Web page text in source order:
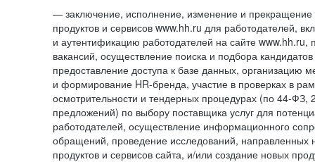
— заключение, исполнение, изменение и прекращение
продуктов и сервисов www.hh.ru для работодателей,
и аутентификацию работодателей на сайте www.hh.ru,
вакансий, осуществление поиска и подбора
предоставление доступа к базе данных, организацию
и формирование HR-бренда, участие в проверках в
осмотрительности и тендерных процедурах (по 44-ФЗ,
предложений) по выбору поставщика услуг для
работодателей, осуществление информационного
обращений, проведение исследований, направленных
продуктов и сервисов сайта, и/или создание новых